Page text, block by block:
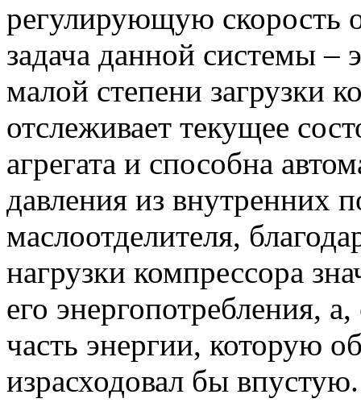
регулирующую скорость
задача данной системы –
малой степени загрузки
отслеживает текущее
агрегата и способна
давления из внутренних
маслоотделителя,
нагрузки компрессора
его энергопотребления,
часть энергии, которую
израсходовал бы впустую.